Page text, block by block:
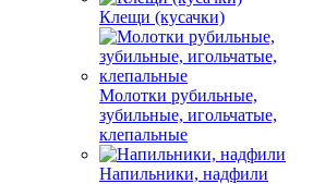
Клещи (кусачки)
Молотки рубильные,
зубильные, игольчатые,
клепальные
Напильники, надфили